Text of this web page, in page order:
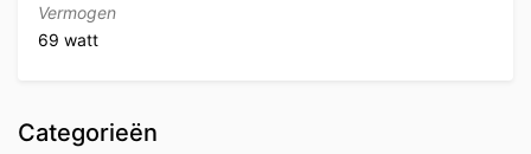
Vermogen
69 watt
Categorieën